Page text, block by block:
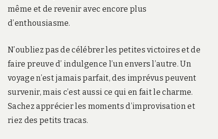
même et de revenir avec encore plus
d’enthousiasme.
N’oubliez pas de célébrer les petites victoires et de
faire preuve d’ indulgence l’un envers l’autre. Un
voyage n’est jamais parfait, des imprévus peuvent
survenir, mais c’est aussi ce qui en fait le charme.
Sachez apprécier les moments d’improvisation et
riez des petits tracas.